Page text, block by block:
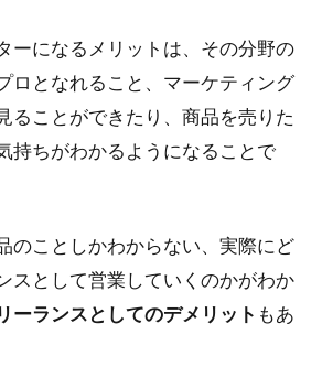
ーになるメリットは、その分野の
ロとなれること、マーケティング
ることができたり、商品を売りた
持ちがわかるようになることで
のことしかわからない、実際にど
スとして営業していくのかがわか
ーランスとしてのデメリット もあ